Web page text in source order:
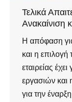
Τελικά
Ανακαίνιση
Η απόφαση για
και η επιλογή
εταιρείας
εργασιών
για την